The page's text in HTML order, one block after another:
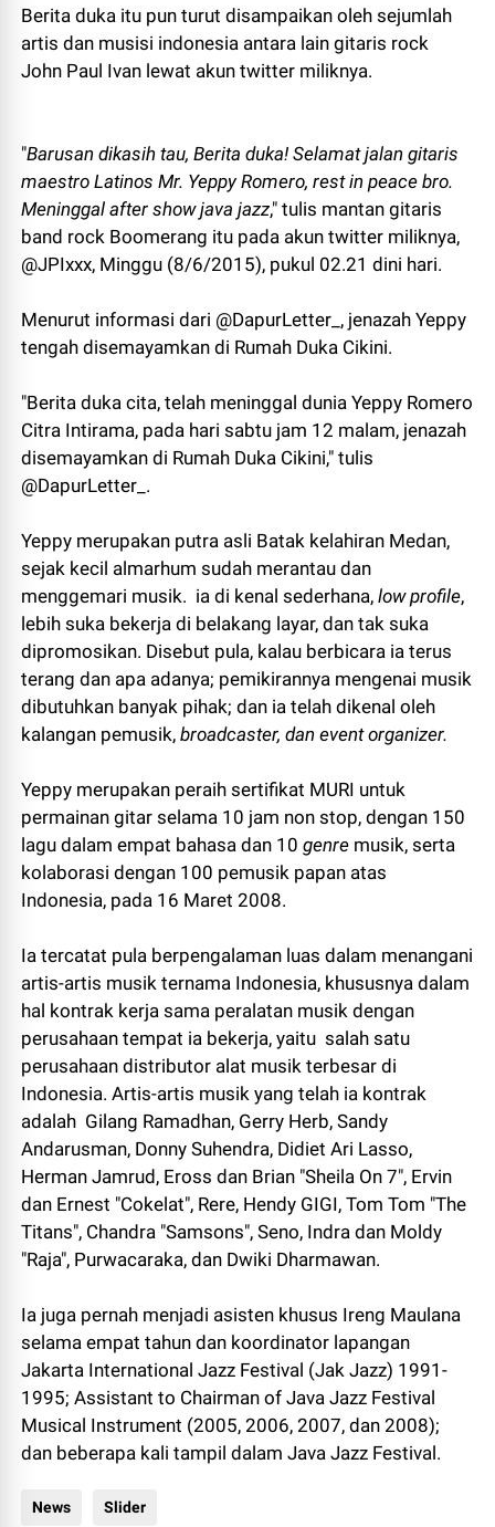
Berita duka itu pun turut disampaikan oleh sejumlah
artis dan musisi indonesia antara lain gitaris rock
John Paul Ivan lewat akun twitter miliknya.
"Barusan dikasih tau, Berita duka! Selamat jalan gitaris
maestro Latinos Mr. Yeppy Romero, rest in peace bro.
Meninggal after show java jazz," tulis mantan gitaris
band rock Boomerang itu pada akun twitter miliknya,
@JPIxxx, Minggu (8/6/2015), pukul 02.21 dini hari.
Menurut informasi dari @DapurLetter_, jenazah Yeppy
tengah disemayamkan di Rumah Duka Cikini.
"Berita duka cita, telah meninggal dunia Yeppy Romero
Citra Intirama, pada hari sabtu jam 12 malam, jenazah
disemayamkan di Rumah Duka Cikini," tulis
@DapurLetter_.
Yeppy merupakan putra asli Batak kelahiran Medan,
sejak kecil almarhum sudah merantau dan
menggemari musik. ia di kenal sederhana, low profile,
lebih suka bekerja di belakang layar, dan tak suka
dipromosikan. Disebut pula, kalau berbicara ia terus
terang dan apa adanya; pemikirannya mengenai musik
dibutuhkan banyak pihak; dan ia telah dikenal oleh
kalangan pemusik,broadcaster, danevent organizer.
Yeppy merupakan peraih sertifikat MURI untuk
permainan gitar selama 10 jam non stop, dengan 150
lagu dalam empat bahasa dan 10genre musik, serta
kolaborasi dengan 100 pemusik papan atas
Indonesia, pada 16 Maret 2008.
Ia tercatat pula berpengalaman luas dalam menangani
artis-artis musik ternama Indonesia, khususnya dalam
hal kontrak kerja sama peralatan musik dengan
perusahaan tempat ia bekerja, yaitu salah satu
perusahaan distributor alat musik terbesar di
Indonesia. Artis-artis musik yang telah ia kontrak
adalah Gilang Ramadhan, Gerry Herb, Sandy
Andarusman, Donny Suhendra, Didiet Ari Lasso,
Herman Jamrud, Eross dan Brian "Sheila On 7", Ervin
dan Ernest "Cokelat", Rere, Hendy GIGI, Tom Tom "The
Titans", Chandra "Samsons", Seno, Indra dan Moldy
"Raja", Purwacaraka, dan Dwiki Dharmawan.
Ia juga pernah menjadi asisten khusus Ireng Maulana
selama empat tahun dan koordinator lapangan
Jakarta International Jazz Festival (Jak Jazz) 1991-
1995; Assistant to Chairman of Java Jazz Festival
Musical Instrument (2005, 2006, 2007, dan 2008);
dan beberapa kali tampil dalam Java Jazz Festival.
News Slider